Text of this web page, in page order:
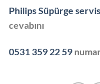
Philips Süpürge
cevabını
0531 359 22 59